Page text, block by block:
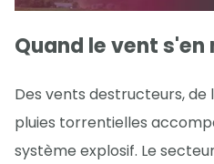
Quand le vent s'en
Des vents destructeurs, de
pluies torrentielles
système explosif. Le